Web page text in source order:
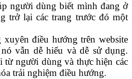
người dùng biết mình đang ở
trở lại các trang trước đó một
điều hướng trên website
vẫn dễ hiểu và dễ sử dụng.
từ người dùng và thực hiện các
trải nghiệm điều hướng.